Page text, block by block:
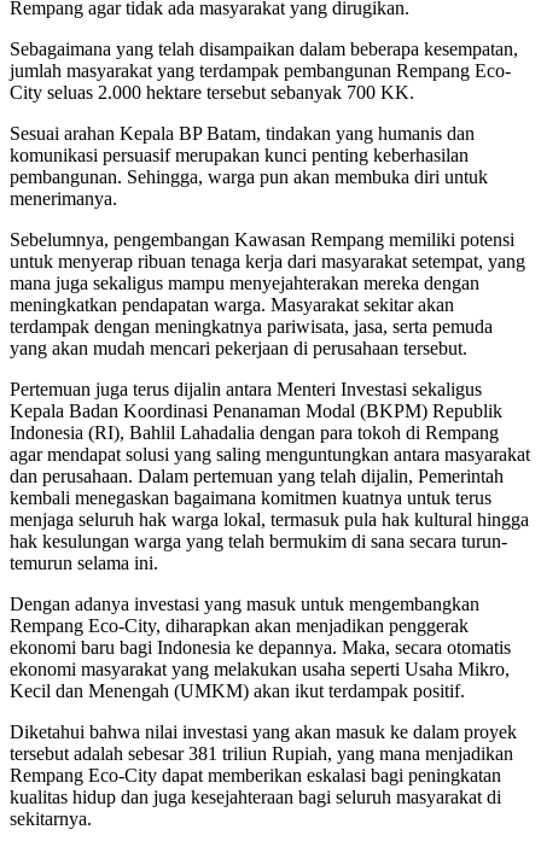
Rempang agar tidak ada masyarakat yang dirugikan.
Sebagaimana yang telah disampaikan dalam beberapa kesempatan,
jumlah masyarakat yang terdampak pembangunan Rempang Eco-
City seluas 2.000 hektare tersebut sebanyak 700 KK.
Sesuai arahan Kepala BP Batam, tindakan yang humanis dan
komunikasi persuasif merupakan kunci penting keberhasilan
pembangunan. Sehingga, warga pun akan membuka diri untuk
menerimanya.
Sebelumnya, pengembangan Kawasan Rempang memiliki potensi
untuk menyerap ribuan tenaga kerja dari masyarakat setempat, yang
mana juga sekaligus mampu menyejahterakan mereka dengan
meningkatkan pendapatan warga. Masyarakat sekitar akan
terdampak dengan meningkatnya pariwisata, jasa, serta pemuda
yang akan mudah mencari pekerjaan di perusahaan tersebut.
Pertemuan juga terus dijalin antara Menteri Investasi sekaligus
Kepala Badan Koordinasi Penanaman Modal (BKPM) Republik
Indonesia (RI), Bahlil Lahadalia dengan para tokoh di Rempang
agar mendapat solusi yang saling menguntungkan antara masyarakat
dan perusahaan. Dalam pertemuan yang telah dijalin, Pemerintah
kembali menegaskan bagaimana komitmen kuatnya untuk terus
menjaga seluruh hak warga lokal, termasuk pula hak kultural hingga
hak kesulungan warga yang telah bermukim di sana secara turun-
temurun selama ini.
Dengan adanya investasi yang masuk untuk mengembangkan
Rempang Eco-City, diharapkan akan menjadikan penggerak
ekonomi baru bagi Indonesia ke depannya. Maka, secara otomatis
ekonomi masyarakat yang melakukan usaha seperti Usaha Mikro,
Kecil dan Menengah (UMKM) akan ikut terdampak positif.
Diketahui bahwa nilai investasi yang akan masuk ke dalam proyek
tersebut adalah sebesar 381 triliun Rupiah, yang mana menjadikan
Rempang Eco-City dapat memberikan eskalasi bagi peningkatan
kualitas hidup dan juga kesejahteraan bagi seluruh masyarakat di
sekitarnya.